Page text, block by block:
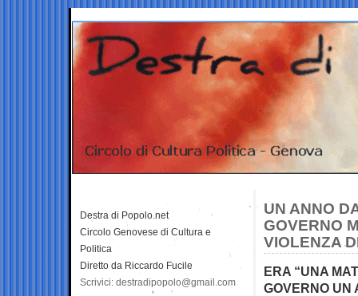
UN ANNO
GOVERNO
VIOLENZA
ERA “UNA
GOVERNO UN
Destra di Popolo.net
Circolo Genovese di Cultura e
Politica
Diretto da Riccardo Fucile
Scrivici: destradipopolo@gmail.com